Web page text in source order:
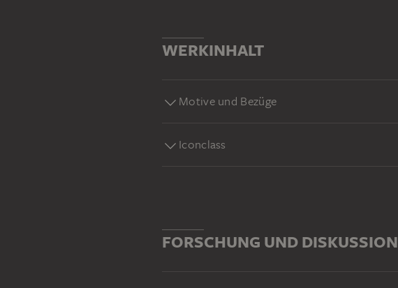
WERKINHALT
Motive und Bezüge
Iconclass
FORSCHUNG UND DISKUSSION